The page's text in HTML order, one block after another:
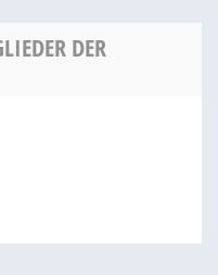
DER